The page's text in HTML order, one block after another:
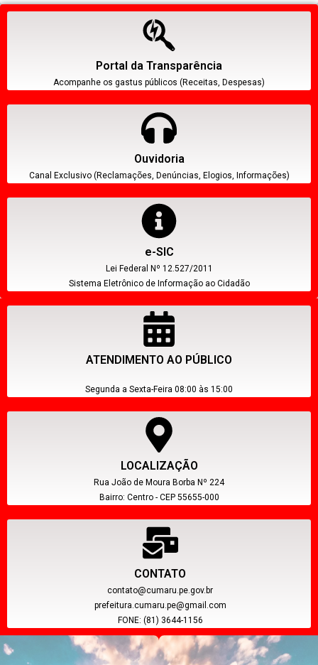
Portal da Transparência
Acompanhe os gastus públicos (Receitas, Despesas)
Ouvidoria
Canal Exclusivo (Reclamações, Denúncias, Elogios, Informações)
e-SIC
Lei Federal Nº 12.527/2011
Sistema Eletrônico de Informação ao Cidadão
ATENDIMENTO AO PÚBLICO
Segunda a Sexta-Feira 08:00 às 15:00
LOCALIZAÇÃO
Rua João de Moura Borba Nº 224
Bairro: Centro - CEP 55655-000
CONTATO
contato@cumaru.pe.gov.br
prefeitura.cumaru.pe@gmail.com
FONE: (81) 3644-1156